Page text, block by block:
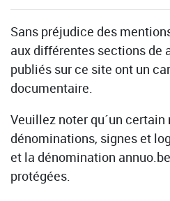
Sans préjudice des
aux différentes sections de
publiés sur ce site ont un
documentaire.
Veuillez noter qu´un certain
dénominations, signes et
et la dénomination
protégées.